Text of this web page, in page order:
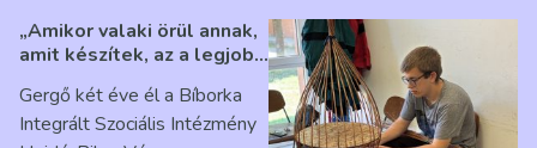
„Amikor valaki örül annak,
amit készítek, az a legjobb
Ribárszky Gergő ellátottal
Gergő két éve él a Bíborka
Integrált Szociális Intézmény